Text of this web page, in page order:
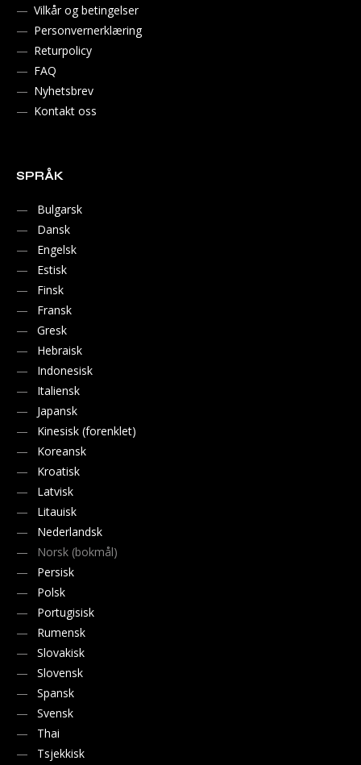
Vilkår og betingelser
Personvernerklæring
Returpolicy
FAQ
Nyhetsbrev
Kontakt oss
SPRÅK
Bulgarsk
Dansk
Engelsk
Estisk
Finsk
Fransk
Gresk
Hebraisk
Indonesisk
Italiensk
Japansk
Kinesisk (forenklet)
Koreansk
Kroatisk
Latvisk
Litauisk
Nederlandsk
Norsk (bokmål)
Persisk
Polsk
Portugisisk
Rumensk
Slovakisk
Slovensk
Spansk
Svensk
Thai
Tsjekkisk